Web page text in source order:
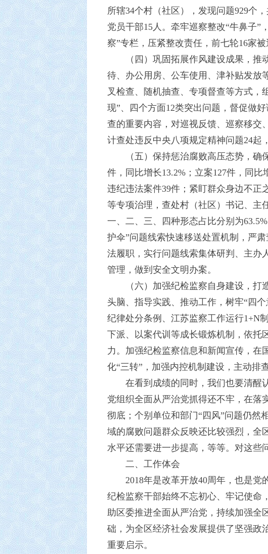
所辖34个村（社区），发现问题929个
党员干部15人。牵牢巡察整改“牛鼻子”
察”专栏，压紧整改责任，前七轮16家
（四）巩固拓展作风建设成果，
待、办公用房、公车使用、津补贴发放
叉检查、随机抽查、专项督查等方式，
现”、四个方面12类突出问题，督促做
查的重要内容，对巡视反馈、巡察移交
计查处违反中央八项规定精神问题24起
（五）保持惩治腐败高压态势，
件，同比增长13.2%；立案127件，同
违纪违法案件39件；紧盯群众身边不正
等专项治理，查处村（社区）书记、主
一、二、三、四种形态占比分别为
护伞”问题线索快速移送处置机制，严
法履职，实行问题线索集体研判、主办
管理，做到安全文明办案。
（六）加强纪检监察自身建设，
头脑、指导实践、推动工作，树牢“四
纪律处分条例、江苏监察工作运行1+N
下派、以案代训等成长锻炼机制，依托
力。加强纪检监察信息和新闻宣传，在
化“三转”，加强内控机制建设，主动排
在看到成绩的同时，我们也要清醒
党组织全面从严治党抓得还不牢，在落
彻底；个别单位和部门“四风”问题仍然
域的腐败问题群众反映还比较强烈，全
水平还需要进一步提高，等等。对这些
二、工作体会
2018年是改革开放40周年，也是
纪检监察干部始终不忘初心、牢记使命
助区委推进全面从严治党，持续加强全
础，为全区经济社会发展提供了坚强政
重要启示。